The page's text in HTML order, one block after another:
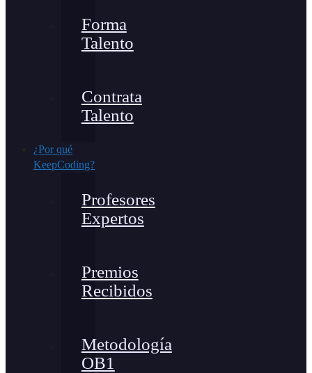
Forma
Talento
Contrata
Talento
¿Por qué
KeepCoding?
Profesores
Expertos
Premios
Recibidos
Metodología
OB1